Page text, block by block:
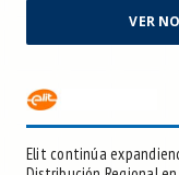
VER
Elit continúa